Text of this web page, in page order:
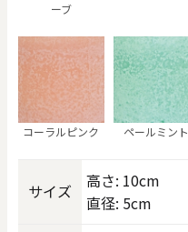
ーブ
コーラルピンク ペールミント
サイズ
高さ: 10cm
直径: 5cm